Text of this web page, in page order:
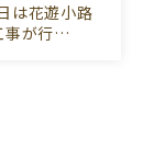
は花遊小路
事が行…